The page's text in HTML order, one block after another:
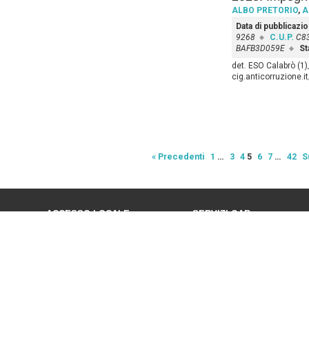
ALBO PRETORIO,
Data di
9268
C.U.P.
BAFB3D059E
det. ESO Calabrò
« Precedenti 1 … 3 4 5 6 7 … 42
ACCESSO LOCALE SERVIZI OAR